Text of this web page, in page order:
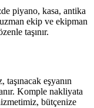
piyano, kasa, antika
ekip ve ekipman
taşınır.
taşınacak eşyanın
Komple nakliyata
bütçenize